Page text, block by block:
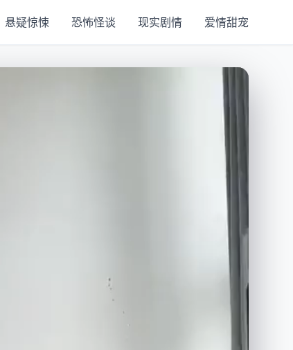
悬疑惊悚 恐怖怪谈 现实剧情 爱情甜宠